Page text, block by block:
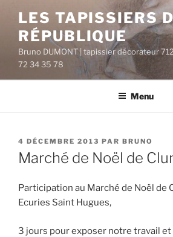
contenu
principal
LES TAPISSIERS
RÉPUBLIQUE
Bruno DUMONT | tapissier décorateur
72 34 35 78
Menu
PUBLIÉ
LE
4 DÉCEMBRE 2013 PAR BRUNO
Marché de Noël de
Participation au Marché de Noël de
Ecuries Saint Hugues,
3 jours pour exposer notre travail